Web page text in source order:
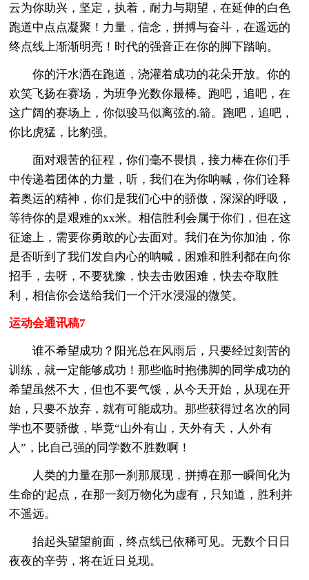
云为你助兴，坚定，执着，耐力与期望，在延伸的白色
跑道中点点凝聚！力量，信念，拼搏与奋斗，在遥远的
终点线上渐渐明亮！时代的强音正在你的脚下踏响。
你的汗水洒在跑道，浇灌着成功的花朵开放。你的
欢笑飞扬在赛场，为班争光数你最棒。跑吧，追吧，在
这广阔的赛场上，你似骏马似离弦的.箭。跑吧，追吧，
你比虎猛，比豹强。
面对艰苦的征程，你们毫不畏惧，接力棒在你们手
中传递着团体的力量，听，我们在为你呐喊，你们诠释
着奥运的精神，你们是我们心中的骄傲，深深的呼吸，
等待你的是艰难的xx米。相信胜利会属于你们，但在这
征途上，需要你勇敢的心去面对。我们在为你加油，你
是否听到了我们发自内心的呐喊，困难和胜利都在向你
招手，去呀，不要犹豫，快去击败困难，快去夺取胜
利，相信你会送给我们一个汗水浸湿的微笑。
运动会通讯稿7
谁不希望成功？阳光总在风雨后，只要经过刻苦的
训练，就一定能够成功！那些临时抱佛脚的同学成功的
希望虽然不大，但也不要气馁，从今天开始，从现在开
始，只要不放弃，就有可能成功。那些获得过名次的同
学也不要骄傲，毕竟“山外有山，天外有天，人外有
人”，比自己强的同学数不胜数啊！
人类的力量在那一刹那展现，拼搏在那一瞬间化为
生命的'起点，在那一刻万物化为虚有，只知道，胜利并
不遥远。
抬起头望望前面，终点线已依稀可见。无数个日日
夜夜的辛劳，将在近日兑现。